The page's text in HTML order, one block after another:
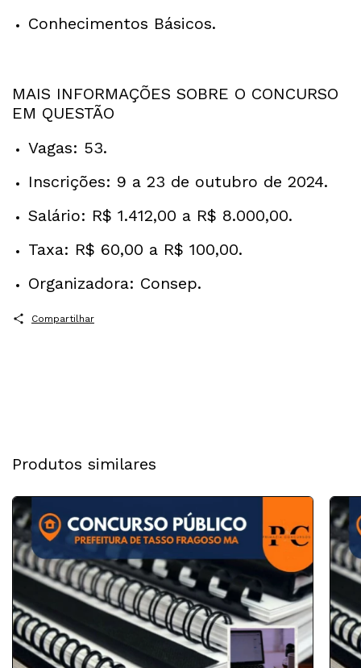
Conhecimentos Básicos.
MAIS INFORMAÇÕES SOBRE O CONCURSO
EM QUESTÃO
Vagas: 53.
Inscrições: 9 a 23 de outubro de 2024.
Salário: R$ 1.412,00 a R$ 8.000,00.
Taxa: R$ 60,00 a R$ 100,00.
Organizadora: Consep.
Compartilhar
Produtos similares